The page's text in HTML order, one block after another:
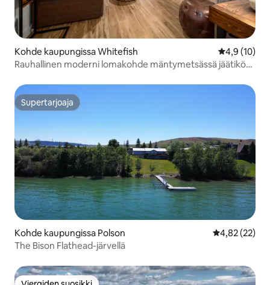
Kohde kaupungissa Whitefish
4,9 (10)
Rauhallinen moderni lomakohde mäntymetsässä jäätikön
Supertarjoaja
Supertarjoaja
Kohde kaupungissa Polson
4,82 (22)
The Bison Flathead-järvellä